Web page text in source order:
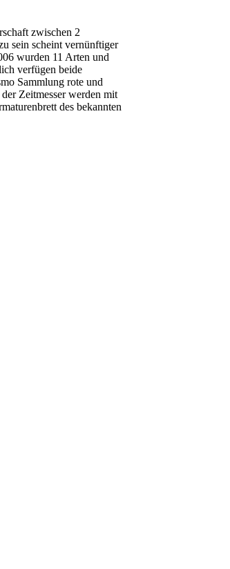
zwischen 2
sein scheint vernünftiger
wurden 11 Arten und
verfügen beide
Sammlung rote und
Zeitmesser werden mit
des bekannten